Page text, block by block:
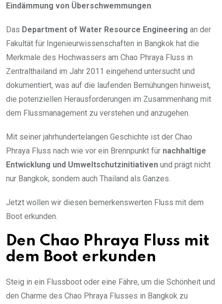
Eindämmung von Überschwemmungen
Das Department of Water Resource Engineering an der
Fakultät für Ingenieurwissenschaften in Bangkok hat die
Merkmale des Hochwassers am Chao Phraya Fluss in
Zentralthailand im Jahr 2011 eingehend untersucht und
dokumentiert, was auf die laufenden Bemühungen hinweist,
die potenziellen Herausforderungen im Zusammenhang mit
dem Flussmanagement zu verstehen und anzugehen.
Mit seiner jahrhundertelangen Geschichte ist der Chao
Phraya Fluss nach wie vor ein Brennpunkt für nachhaltige
Entwicklung und Umweltschutzinitiativen und prägt nicht
nur Bangkok, sondern auch Thailand als Ganzes.
Jetzt wollen wir diesen bemerkenswerten Fluss mit dem
Boot erkunden.
Den Chao Phraya Fluss mit
dem Boot erkunden
Steig in ein Flussboot oder eine Fähre, um die Schönheit und
den Charme des Chao Phraya Flusses in Bangkok zu